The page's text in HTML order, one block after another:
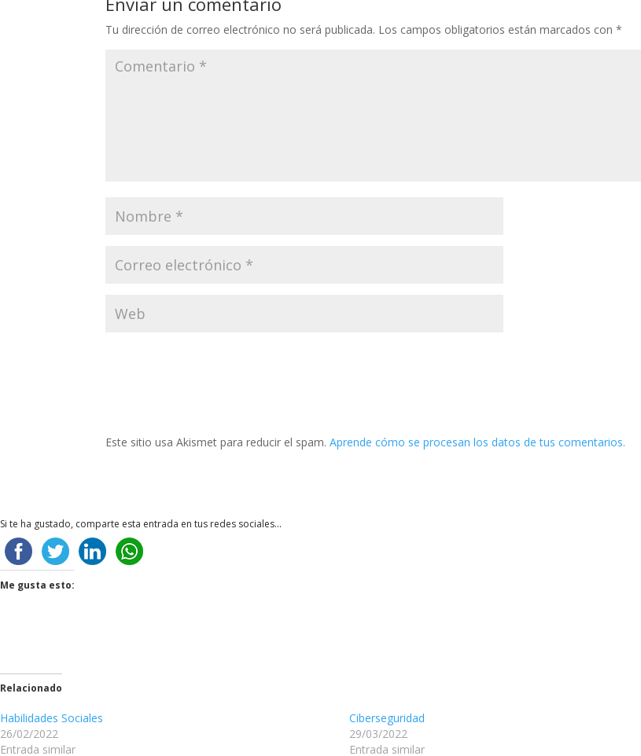
Tu dirección de correo electrónico no será publicada. Los campos obligatorios están marcados con*
Este sitio usa Akismet para reducir el spam.Aprende cómo se procesan los datos de tus comentarios.
Si te ha gustado, comparte esta entrada en tus redes sociales...
Me gusta esto:
Relacionado
Habilidades Sociales
26/02/2022
Entrada similar
Ciberseguridad
29/03/2022
Entrada similar